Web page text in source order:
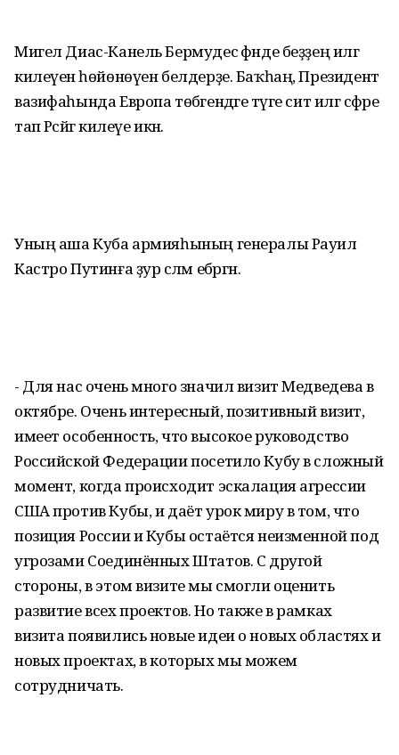
Мигел Диас-Канель Бермудес әфәнде беҙҙең илгә
килеүенә һөйөнөүен белдерҙе. Баҡһаң, Президент
вазифаһында Европа төбәгендәге тәүге сит илгә сәфәре
тап Рәсәйгә килеүе икән.
Уның аша Куба армияһының генералы Рауил
Кастро Путинға ҙур сәләм ебәргән.
- Для нас очень много значил визит Медведева в
октябре. Очень интересный, позитивный визит,
имеет особенность, что высокое руководство
Российской Федерации посетило Кубу в сложный
момент, когда происходит эскалация агрессии
США против Кубы, и даёт урок миру в том, что
позиция России и Кубы остаётся неизменной под
угрозами Соединённых Штатов. С другой
стороны, в этом визите мы смогли оценить
развитие всех проектов. Но также в рамках
визита появились новые идеи о новых областях и
новых проектах, в которых мы можем
сотрудничать.